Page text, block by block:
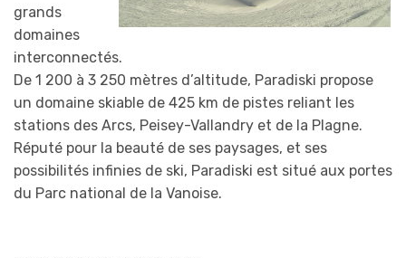
grands
domaines
interconnectés.
De 1 200 à 3 250 mètres d’altitude, Paradiski propose
un domaine skiable de 425 km de pistes reliant les
stations des Arcs, Peisey-Vallandry et de la Plagne.
Réputé pour la beauté de ses paysages, et ses
possibilités infinies de ski, Paradiski est situé aux portes
du Parc national de la Vanoise.